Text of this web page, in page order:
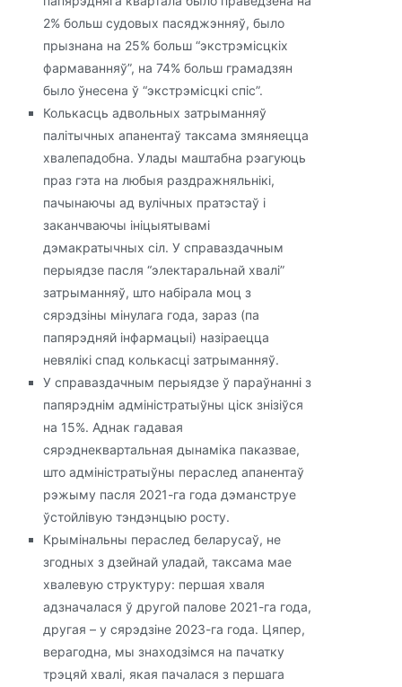
2% больш судовых пасяджэнняў, было
прызнана на 25% больш “экстрэмісцкіх
фармаванняў”, на 74% больш грамадзян
было ўнесена ў “экстрэмісцкі спіс”.
Колькасць адвольных затрыманняў
палітычных апанентаў таксама змяняецца
хвалепадобна. Улады маштабна рэагуюць
праз гэта на любыя раздражняльнікі,
пачынаючы ад вулічных пратэстаў і
заканчваючы ініцыятывамі
дэмакратычных сіл. У справаздачным
перыядзе пасля “электаральнай хвалі”
затрыманняў, што набірала моц з
сярэдзіны мінулага года, зараз (па
папярэдняй інфармацыі) назіраецца
невялікі спад колькасці затрыманняў.
У справаздачным перыядзе ў параўнанні з
папярэднім адміністратыўны ціск знізіўся
на 15%. Аднак гадавая
сярэднеквартальная дынаміка паказвае,
што адміністратыўны пераслед апанентаў
рэжыму пасля 2021-га года дэманструе
ўстойлівую тэндэнцыю росту.
Крымінальны пераслед беларусаў, не
згодных з дзейнай уладай, таксама мае
хвалевую структуру: першая хваля
адзначалася ў другой палове 2021-га года,
другая – у сярэдзіне 2023-га года. Цяпер,
верагодна, мы знаходзімся на пачатку
трэцяй хвалі, якая пачалася з першага